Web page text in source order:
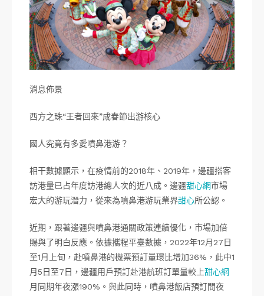
消息佈景
西方之珠“王者回來”成春節出游核心
國人究竟有多愛噴鼻港游？
相干數據顯示，在疫情前的2018年、2019年，邊疆搭客
訪港量已占年度訪港總人次的近八成。邊疆甜心網市場
宏大的游玩潛力，從來為噴鼻港游玩業界甜心所公認。
近期，跟著邊疆與噴鼻港通關政策連續優化，市場加倍
賜與了明白反應。依據攜程平臺數據，2022年12月27日
至1月上旬，赴噴鼻港的機票預訂量環比增加36%，此中1
月5日至7日，邊疆用戶預訂赴港航班訂單量較上甜心網
月同期年夜漲190%。與此同時，噴鼻港飯店預訂間夜